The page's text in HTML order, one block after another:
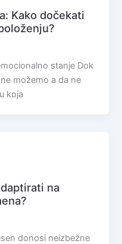
Kako dočekati
stanje Dok
možemo a da ne
koja
na
donosi neizbežne